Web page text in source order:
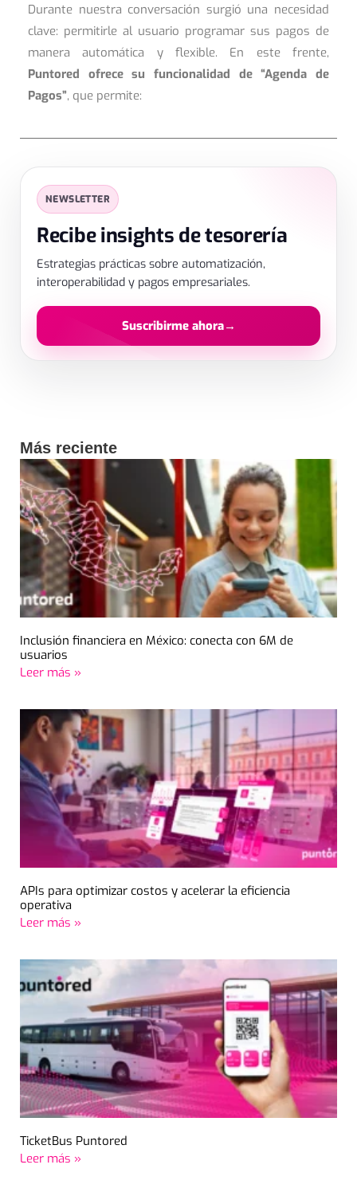
Durante nuestra conversación surgió una necesidad
clave: permitirle al usuario programar sus pagos de
manera automática y flexible. En este frente,
Puntored ofrece su funcionalidad de “Agenda de
Pagos”, que permite:
NEWSLETTER
Recibe insights de tesorería
Estrategias prácticas sobre automatización,
interoperabilidad y pagos empresariales.
Suscribirme ahora→
✕
Más reciente
Inclusión financiera en México: conecta con 6M de
usuarios
Leer más »
APIs para optimizar costos y acelerar la eficiencia
operativa
Leer más »
TicketBus Puntored
Leer más »